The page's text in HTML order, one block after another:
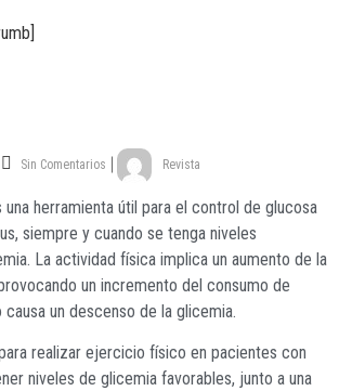
Sin Comentarios Revista
herramienta útil para el control de glucosa
siempre y cuando se tenga niveles
La actividad física implica un aumento de la
un incremento del consumo de
un descenso de la glicemia.
realizar ejercicio físico en pacientes con
niveles de glicemia favorables, junto a una